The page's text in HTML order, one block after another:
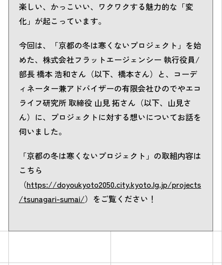
楽しい、かっこいい、ワクワクする魅力的な「変
化」が起こっています。
今回は、「京都の冬は寒くないプロジェクト」を始
めた、株式会社フラットエージェンシー 執行役員/
部長 橋本 浩和さん（以下、橋本さん）と、コーデ
ィネーター兼アドバイザーの有限会社ひのでやエコ
ライフ研究所 取締役 山見 拓さん（以下、山見さ
ん）に、プロジェクトに対する想いについてお話を
伺いました。
「京都の冬は寒くないプロジェクト」の取組内容は
こちら
（https://doyoukyoto2050.city.kyoto.lg.jp/projects
/tsunagari-sumai/） をご覧ください！